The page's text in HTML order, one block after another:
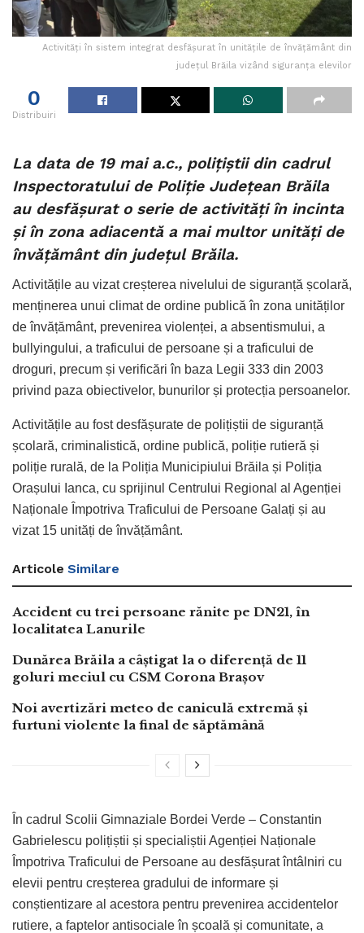
Activități în sistem integrat desfășurat în unitățile de învățământ din
județul Brăila vizând siguranța elevilor
0
Distribuiri
La data de 19 mai a.c., polițiștii din cadrul
Inspectoratului de Poliție Județean Brăila
au desfășurat o serie de activități în incinta
și în zona adiacentă a mai multor unități de
învățământ din județul Brăila.
Activitățile au vizat creșterea nivelului de siguranță școlară,
menținerea unui climat de ordine publică în zona unităților
de învățământ, prevenirea violenței, a absentismului, a
bullyingului, a traficului de persoane și a traficului de
droguri, precum și verificări în baza Legii 333 din 2003
privind paza obiectivelor, bunurilor și protecția persoanelor.
Activitățile au fost desfășurate de polițiștii de siguranță
școlară, criminalistică, ordine publică, poliție rutieră și
poliție rurală, de la Poliția Municipiului Brăila și Poliția
Orașului Ianca, cu sprijinul Centrului Regional al Agenției
Naționale Împotriva Traficului de Persoane Galați și au
vizat 15 unități de învățământ.
Articole Similare
Accident cu trei persoane rănite pe DN21, în
localitatea Lanurile
Dunărea Brăila a câștigat la o diferență de 11
goluri meciul cu CSM Corona Brașov
Noi avertizări meteo de caniculă extremă și
furtuni violente la final de săptămână
În cadrul Scolii Gimnaziale Bordei Verde – Constantin
Gabrielescu polițiștii și specialiștii Agenției Naționale
Împotriva Traficului de Persoane au desfășurat întâlniri cu
elevii pentru creșterea gradului de informare și
conștientizare al acestora pentru prevenirea accidentelor
rutiere, a faptelor antisociale în școală și comunitate, a